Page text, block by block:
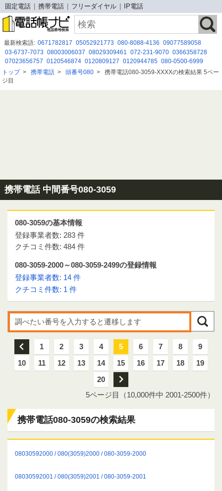
固定電話 携帯電話 フリーダイヤル IP電話
最新検索語: 0671782817 05052921773 080-8088-4136 09077589058
03-6737-7073 08003006037 08029309461 072-231-9070 0366358728
07023656757 0120546874 0120809127 0120944785 080-0500-6999
0671660437 0800-100-7634 0120197319 08007776382 0120616877
08002226390
トップ> 携帯電話 > 頭番号080 > 携帯電話080-3059-XXXXの検索結果 5ペー
ジ目
携帯電話 中間番号080-3059
080-3059の基本情報
登録事業者数: 283 件
クチコミ件数: 484 件
080-3059-2000～080-3059-2499の登録情報
登録事業者数: 14 件
クチコミ件数: 1 件
前 1 2 3 4 5 6 7 8
9
10
11 12 13 14 15 16 17 18
19
20
次
5ページ目（10,000件中 2001-2500件）
携帯電話080-3059の検索結果
08030592000 / 080(3059)2000 / 080-3059-2000
08030592001 / 080(3059)2001 / 080-3059-2001